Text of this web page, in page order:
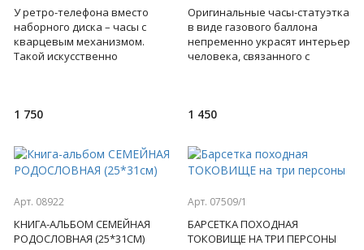
У ретро-телефона вместо
наборного диска – часы с
кварцевым механизмом.
Такой искусственно
1 750
Оригинальные часы-статуэтка
в виде газового баллона
непременно украсят интерьер
человека, связанного с
1 450
Арт. 08922
КНИГА-АЛЬБОМ СЕМЕЙНАЯ
РОДОСЛОВНАЯ (25*31СМ)
Арт. 07509/1
БАРСЕТКА ПОХОДНАЯ
ТОКОВИЩЕ НА ТРИ ПЕРСОНЫ